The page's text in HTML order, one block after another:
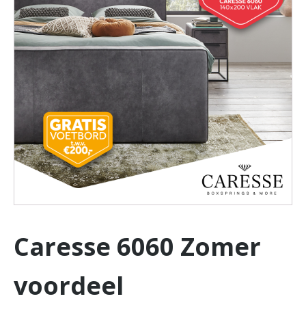
Caresse 6060 Zomer
voordeel